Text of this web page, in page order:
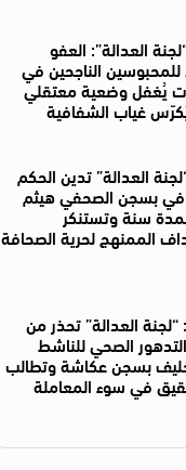
العدالة”: العفو
للمحبوسين الناجحين في
يُغفل وضعية معتقلي
غياب الشفافية
العدالة” تدين الحكم
بسجن الصحفي هيثم
سنة وتستنكر
الممنهج لحرية الصحافة
العدالة” تحذر من
الصحي للناشط
بسجن عكاشة وتطالب
في سوء المعاملة